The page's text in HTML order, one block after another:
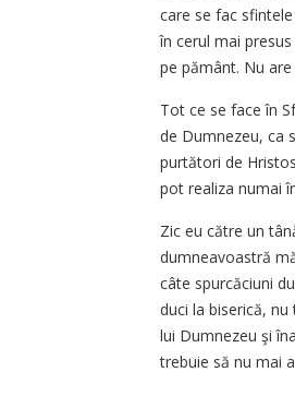
care se fac
în cerul mai
pe pământ. Nu
Tot ce se face în
de Dumnezeu, ca
purtători de
pot realiza numai
Zic eu către un
dumneavoastră
câte spurcăciuni
duci la biserică,
lui Dumnezeu şi
trebuie să nu mai